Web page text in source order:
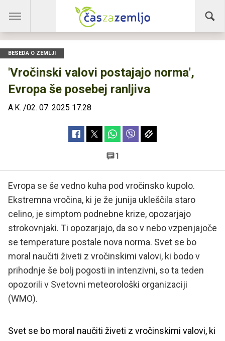
BESEDA O ZEMLJI
'Vročinski valovi postajajo norma',
Evropa še posebej ranljiva
A.K. /02. 07. 2025 17.28
1
Evropa se še vedno kuha pod vročinsko kupolo.
Ekstremna vročina, ki je že junija ukleščila staro
celino, je simptom podnebne krize, opozarjajo
strokovnjaki. Ti opozarjajo, da so v nebo vzpenjajoče
se temperature postale nova norma. Svet se bo
moral naučiti živeti z vročinskimi valovi, ki bodo v
prihodnje še bolj pogosti in intenzivni, so ta teden
opozorili v Svetovni meteorološki organizaciji
(WMO).
Svet se bo moral naučiti živeti z vročinskimi valovi, ki